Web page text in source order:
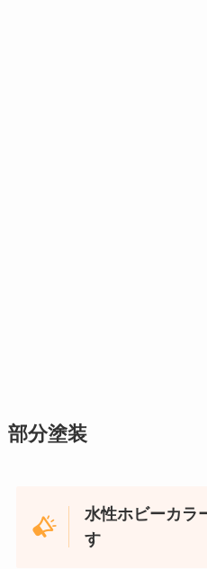
部分塗装
水性ホビーカラ
す